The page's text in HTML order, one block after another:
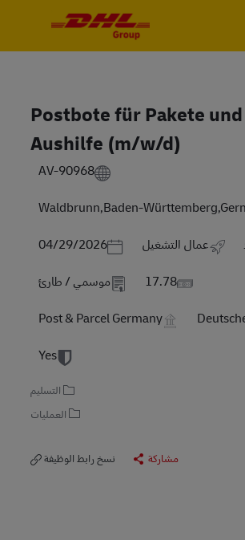
Postbote für Pakete
Aushilfe (m/w/d)
AV-90968
Waldbrunn,Baden-
Posted Date
04/29/2026 عمال التشغيل
موسمي / طارئ 17.78
Post & Parcel Germany
Yes
التسليم
العمليات
نسخ رابط الوظيفة مشاركة